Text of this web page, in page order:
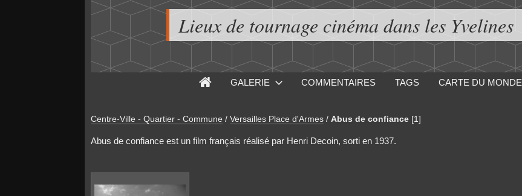
Lieux de tournage cinéma dans les Yvelines
GALERIE COMMENTAIRES TAGS CARTE DU MONDE
Centre-Ville - Quartier - Commune / Versailles Place d'Armes / Abus de confiance [1]
Abus de confiance est un film français réalisé par Henri Decoin, sorti en 1937.